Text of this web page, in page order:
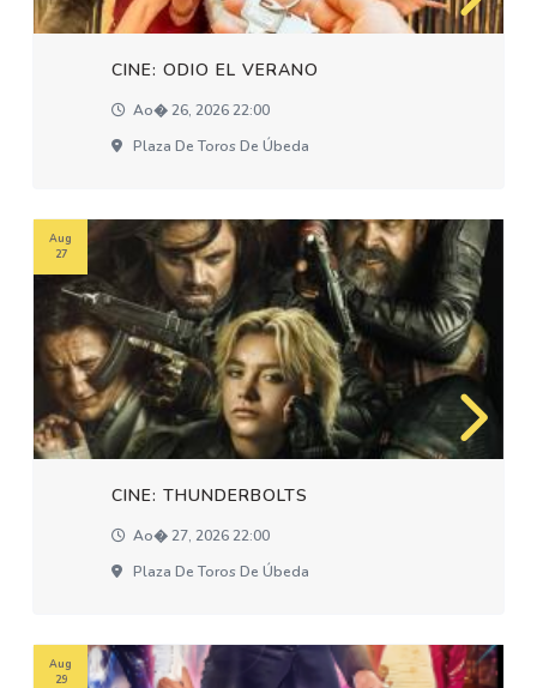
CINE: ODIO EL VERANO
Ao� 26, 2026 22:00
Plaza De Toros De Úbeda
CINE: THUNDERBOLTS
Ao� 27, 2026 22:00
Plaza De Toros De Úbeda
Aug
27
Aug
29